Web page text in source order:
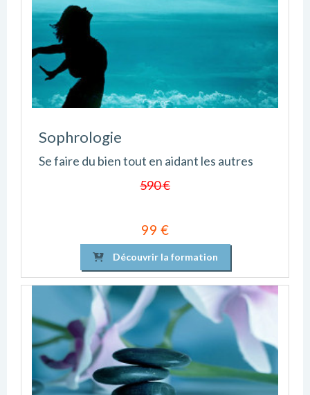
Sophrologie
Se faire du bien tout en aidant les autres
590 €
99 €
Découvrir la formation